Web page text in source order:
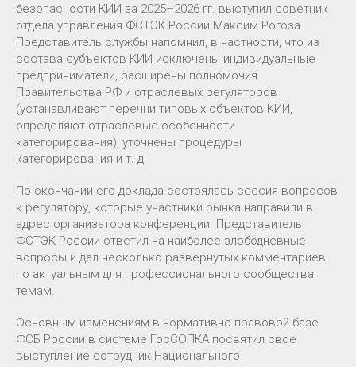
безопасности КИИ за 2025–2026 гг. выступил советник
отдела управления ФСТЭК России Максим Рогоза.
Представитель службы напомнил, в частности, что из
состава субъектов КИИ исключены индивидуальные
предприниматели, расширены полномочия
Правительства РФ и отраслевых регуляторов
(устанавливают перечни типовых объектов КИИ,
определяют отраслевые особенности
категорирования), уточнены процедуры
категорирования и т. д.
По окончании его доклада состоялась сессия вопросов
к регулятору, которые участники рынка направили в
адрес организатора конференции. Представитель
ФСТЭК России ответил на наиболее злободневные
вопросы и дал несколько развернутых комментариев
по актуальным для профессионального сообщества
темам.
Основным изменениям в нормативно-правовой базе
ФСБ России в системе ГосСОПКА посвятил свое
выступление сотрудник Национального